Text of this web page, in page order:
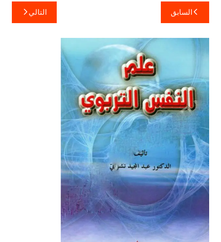
تصفّح
المقالات
السابق التالي